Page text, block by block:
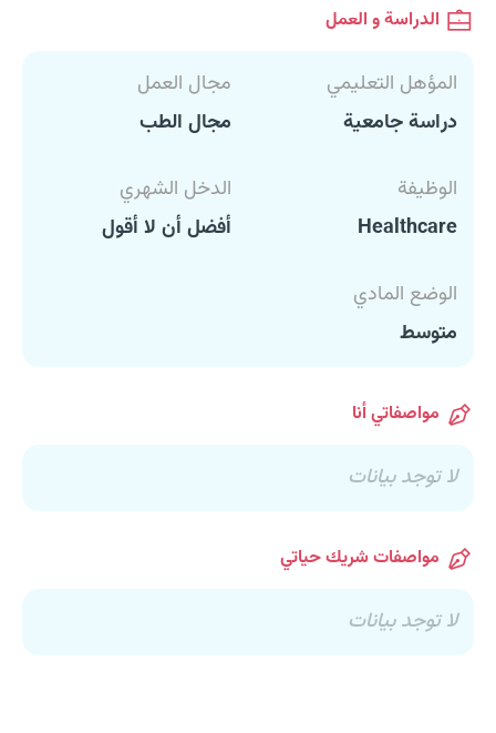
الدراسة و العمل
المؤهل التعليمي
دراسة جامعية
مجال العمل
مجال الطب
الوظيفة
Healthcare
الدخل الشهري
أفضل أن لا أقول
الوضع المادي
متوسط
مواصفاتي أنا
لا توجد بيانات
مواصفات شريك حياتي
لا توجد بيانات